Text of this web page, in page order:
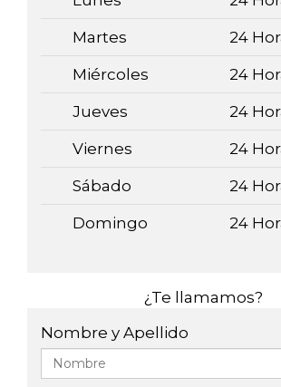
Martes 24
Miércoles 24
Jueves 24
Viernes 24
Sábado 24
Domingo 24
¿Te llamamos?
Nombre y Apellido